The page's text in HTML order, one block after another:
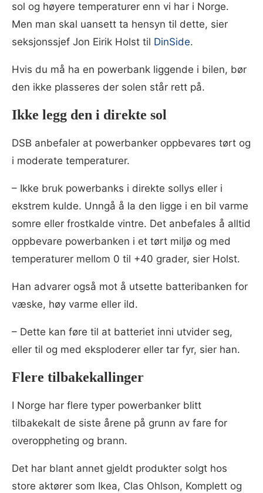
sol og høyere temperaturer enn vi har i Norge.
Men man skal uansett ta hensyn til dette, sier
seksjonssjef Jon Eirik Holst til DinSide.
Hvis du må ha en powerbank liggende i bilen, bør
den ikke plasseres der solen står rett på.
Ikke legg den i direkte sol
DSB anbefaler at powerbanker oppbevares tørt og
i moderate temperaturer.
– Ikke bruk powerbanks i direkte sollys eller i
ekstrem kulde. Unngå å la den ligge i en bil varme
somre eller frostkalde vintre. Det anbefales å alltid
oppbevare powerbanken i et tørt miljø og med
temperaturer mellom 0 til +40 grader, sier Holst.
Han advarer også mot å utsette batteribanken for
væske, høy varme eller ild.
– Dette kan føre til at batteriet inni utvider seg,
eller til og med eksploderer eller tar fyr, sier han.
Flere tilbakekallinger
I Norge har flere typer powerbanker blitt
tilbakekalt de siste årene på grunn av fare for
overoppheting og brann.
Det har blant annet gjeldt produkter solgt hos
store aktører som Ikea, Clas Ohlson, Komplett og